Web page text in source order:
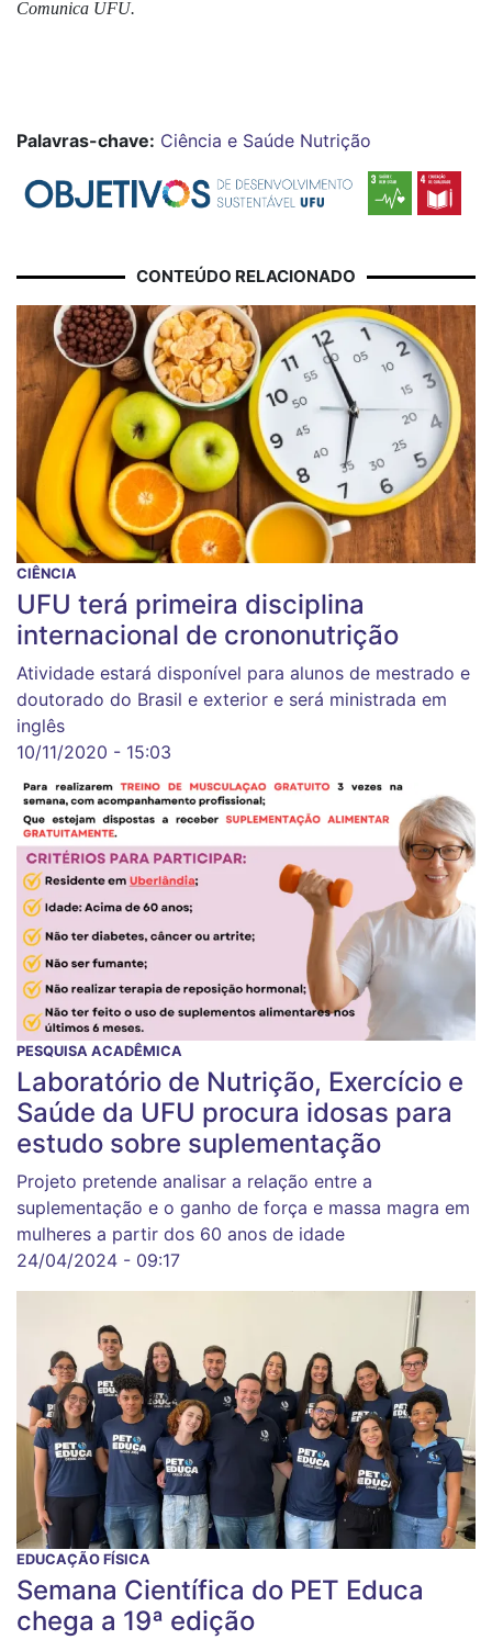
Comunica UFU.
Palavras-chave: Ciência e Saúde Nutrição
CONTEÚDO RELACIONADO
CIÊNCIA
UFU terá primeira disciplina
internacional de crononutrição
Atividade estará disponível para alunos de mestrado e
doutorado do Brasil e exterior e será ministrada em
inglês
10/11/2020 - 15:03
PESQUISA ACADÊMICA
Laboratório de Nutrição, Exercício e
Saúde da UFU procura idosas para
estudo sobre suplementação
Projeto pretende analisar a relação entre a
suplementação e o ganho de força e massa magra em
mulheres a partir dos 60 anos de idade
24/04/2024 - 09:17
EDUCAÇÃO FÍSICA
Semana Científica do PET Educa
chega a 19ª edição